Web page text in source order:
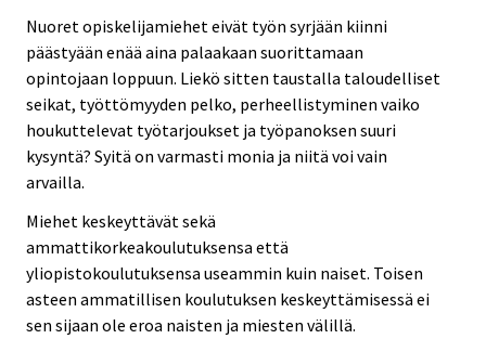
Nuoret opiskelijamiehet eivät työn syrjään kiinni
päästyään enää aina palaakaan suorittamaan
opintojaan loppuun. Liekö sitten taustalla taloudelliset
seikat, työttömyyden pelko, perheellistyminen vaiko
houkuttelevat työtarjoukset ja työpanoksen suuri
kysyntä? Syitä on varmasti monia ja niitä voi vain
arvailla.
Miehet keskeyttävät sekä
ammattikorkeakoulutuksensa että
yliopistokoulutuksensa useammin kuin naiset. Toisen
asteen ammatillisen koulutuksen keskeyttämisessä ei
sen sijaan ole eroa naisten ja miesten välillä.